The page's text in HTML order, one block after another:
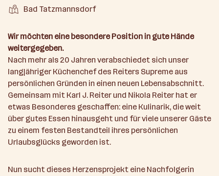
t
n
e
l
e
r
S
l
l
e
n
e
t
g
e
b
e
r
i
t
r
b
e
i
t
e
r
*
i
n
e
S
a
n
d
o
r
t
e
Bad Tatzmannsdorf
Wir möchten eine besondere Position in gute Hände
weitergegeben.
Nach mehr als 20 Jahren verabschiedet sich unser
langjähriger Küchenchef des Reiters Supreme aus
persönlichen Gründen in einen neuen Lebensabschnitt.
Gemeinsam mit Karl J. Reiter und Nikola Reiter hat er
etwas Besonderes geschaffen: eine Kulinarik, die weit
über gutes Essen hinausgeht und für viele unserer Gäste
zu einem festen Bestandteil ihres persönlichen
Urlaubsglücks geworden ist.
Nun sucht dieses Herzensprojekt eine Nachfolgerin